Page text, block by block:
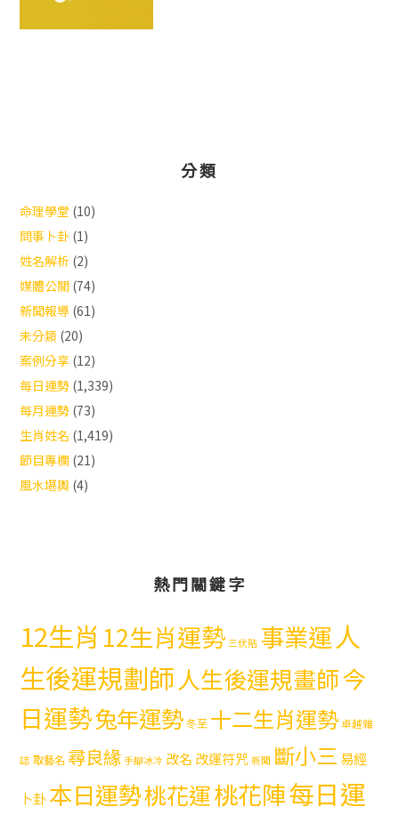
分類
命理學堂 (10)
問事卜卦 (1)
姓名解析 (2)
媒體公關 (74)
新聞報導 (61)
未分類 (20)
案例分享 (12)
每日運勢 (1,339)
每月運勢 (73)
生肖姓名 (1,419)
節目專欄 (21)
風水堪輿 (4)
熱門關鍵字
12生肖 12生肖運勢 三伏貼 事業運人
生後運規劃師人生後運規畫師今
日運勢兔年運勢冬至 十二生肖運勢 卓越雜
誌 取藝名 尋良緣 手腳冰冷 改名 改運符咒 新聞 斷小三易經
卜卦本日運勢桃花運桃花陣每日運